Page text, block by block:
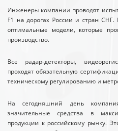
Инженеры компании проводят
F1 на дорогах России и стран
оптимальные модели, которые
производство.
Все радар-детекторы,
проходят обязательную
техническому регулированию и
На сегодняшний день
значительные средства в
продукции к российскому рынку.